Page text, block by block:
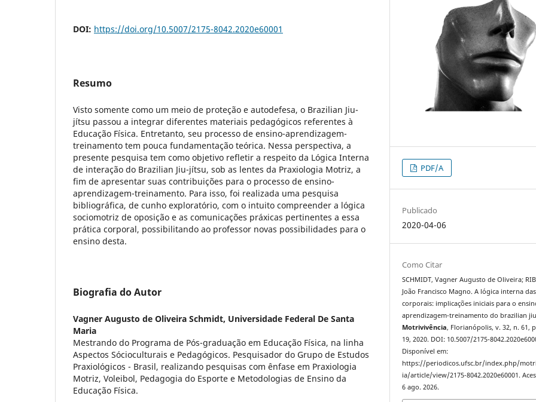
DOI: https://doi.org/10.5007/2175-8042.2020e60001
Resumo
Visto somente como um meio de proteção e autodefesa, o Brazilian Jiu-
jítsu passou a integrar diferentes materiais pedagógicos referentes à
Educação Física. Entretanto, seu processo de ensino-aprendizagem-
treinamento tem pouca fundamentação teórica. Nessa perspectiva, a
presente pesquisa tem como objetivo refletir a respeito da Lógica Interna
de interação do Brazilian Jiu-jítsu, sob as lentes da Praxiologia Motriz, a
fim de apresentar suas contribuições para o processo de ensino-
aprendizagem-treinamento. Para isso, foi realizada uma pesquisa
bibliográfica, de cunho exploratório, com o intuito compreender a lógica
sociomotriz de oposição e as comunicações práxicas pertinentes a essa
prática corporal, possibilitando ao professor novas possibilidades para o
ensino desta.
Biografia do Autor
Vagner Augusto de Oliveira Schmidt, Universidade Federal De Santa
Maria
Mestrando do Programa de Pós-graduação em Educação Física, na linha
Aspectos Sócioculturais e Pedagógicos. Pesquisador do Grupo de Estudos
Praxiológicos - Brasil, realizando pesquisas com ênfase em Praxiologia
Motriz, Voleibol, Pedagogia do Esporte e Metodologias de Ensino da
Educação Física.
PDF/A
Publicado
2020-04-06
Como Citar
SCHMIDT, Vagner Augusto de Oliveira;
João Francisco Magno. A lógica interna
corporais: implicações iniciais para o
aprendizagem-treinamento do brazilian
Motrivivência, Florianópolis, v. 32, n. 61,
19, 2020. DOI: 10.5007/2175-
Disponível em:
https://periodicos.ufsc.br/index.php/
ia/article/view/2175-8042.2020e60001.
6 ago. 2026.